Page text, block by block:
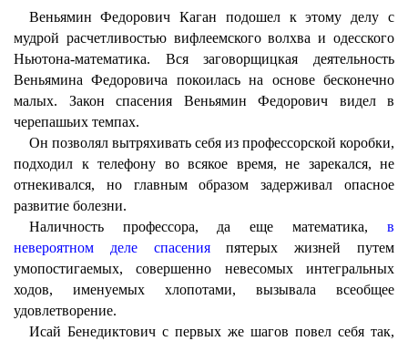
Веньямин Федорович Каган подошел к этому делу с
мудрой расчетливостью вифлеемского волхва и одесского
Ньютона-математика. Вся заговорщицкая деятельность
Веньямина Федоровича покоилась на основе бесконечно
малых. Закон спасения Веньямин Федорович видел в
черепашьих темпах.
Он позволял вытряхивать себя из профессорской коробки,
подходил к телефону во всякое время, не зарекался, не
отнекивался, но главным образом задерживал опасное
развитие болезни.
Наличность профессора, да еще математика, в
невероятном деле спасенияпятерых жизней путем
умопостигаемых, совершенно невесомых интегральных
ходов, именуемых хлопотами, вызывала всеобщее
удовлетворение.
Исай Бенедиктович с первых же шагов повел себя так,